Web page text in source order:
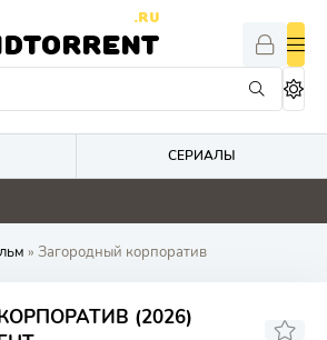
.RU
СЕРИАЛЫ
0 0 0
» Загородный корпоратив
(2026)